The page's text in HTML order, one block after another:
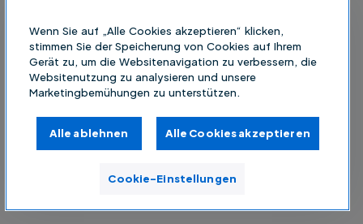
Wenn Sie auf „Alle Cookies akzeptieren“ klicken,
stimmen Sie der Speicherung von Cookies auf Ihrem
Gerät zu, um die Websitenavigation zu verbessern, die
Websitenutzung zu analysieren und unsere
Marketingbemühungen zu unterstützen.
Alle ablehnen Alle Cookies akzeptieren
Cookie-Einstellungen